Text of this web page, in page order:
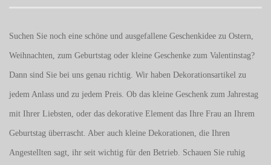
Suchen Sie noch eine schöne und ausgefallene Geschenkidee zu Ostern,
Weihnachten, zum Geburtstag oder kleine Geschenke zum Valentinstag?
Dann sind Sie bei uns genau richtig. Wir haben Dekorationsartikel zu
jedem Anlass und zu jedem Preis. Ob das kleine Geschenk zum Jahrestag
mit Ihrer Liebsten, oder das dekorative Element das Ihre Frau an Ihrem
Geburtstag überrascht. Aber auch kleine Dekorationen, die Ihren
Angestellten sagt, ihr seit wichtig für den Betrieb. Schauen Sie ruhig